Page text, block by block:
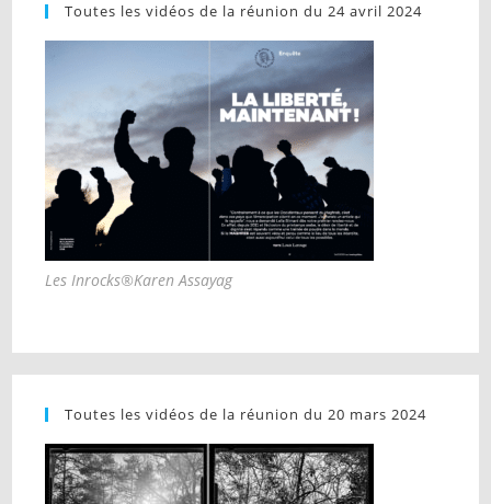
Toutes les vidéos de la réunion du 24 avril 2024
Les Inrocks®Karen Assayag
Toutes les vidéos de la réunion du 20 mars 2024